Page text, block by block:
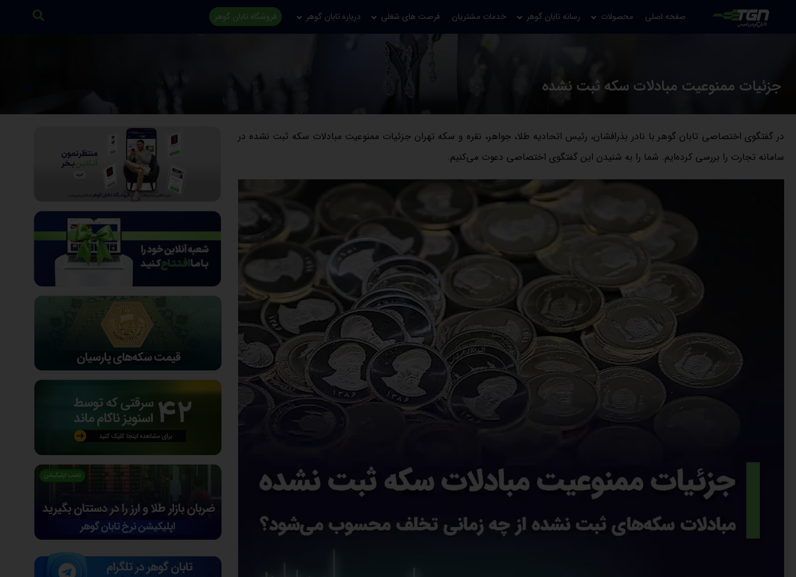
صفحه اصلی محصولات رسانه تابان گوهر خدمات مشتریان فرصت های شغلی درباره تابان گوهر فروشگاه تابان گوهر
جزئیات ممنوعیت مبادلات سکه ثبت نشده
در گفتگوی اختصاصی تابان گوهر با نادر بذرافشان، رئیس اتحادیه طلا، جواهر، نقره و سکه تهران جزئیات ممنوعیت مبادلات سکه ثبت نشده در
سامانه تجارت را بررسی کرده‌ایم. شما را به شنیدن این گفتگوی اختصاصی دعوت می‌کنیم.